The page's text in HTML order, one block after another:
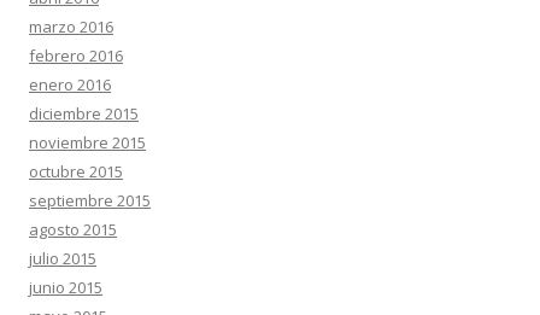
marzo 2016
febrero 2016
enero 2016
diciembre 2015
noviembre 2015
octubre 2015
septiembre 2015
agosto 2015
julio 2015
junio 2015